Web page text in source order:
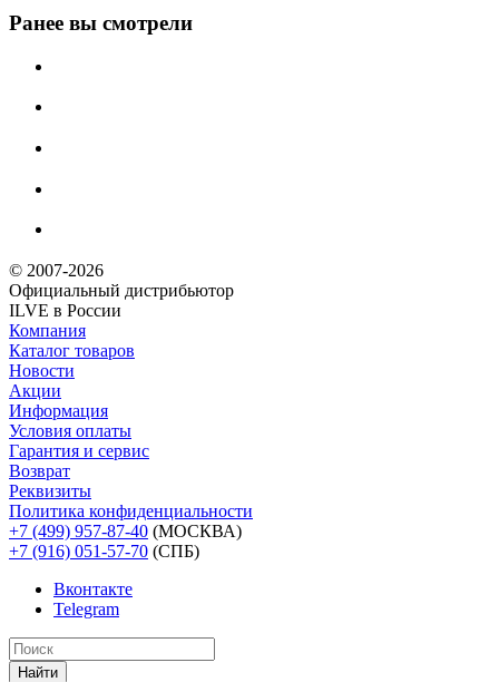
Ранее вы смотрели
© 2007-2026
Официальный дистрибьютoр
ILVE в России
Компания
Каталог товаров
Новости
Акции
Информация
Условия оплаты
Гарантия и сервис
Возврат
Реквизиты
Политика конфиденциальности
+7 (499) 957-87-40 (МОСКВА)
+7 (916) 051-57-70 (СПБ)
Вконтакте
Telegram
Найти